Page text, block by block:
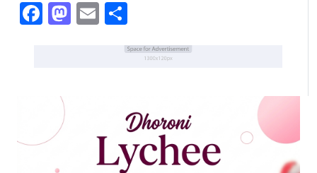
Facebook
Mastodon
Email